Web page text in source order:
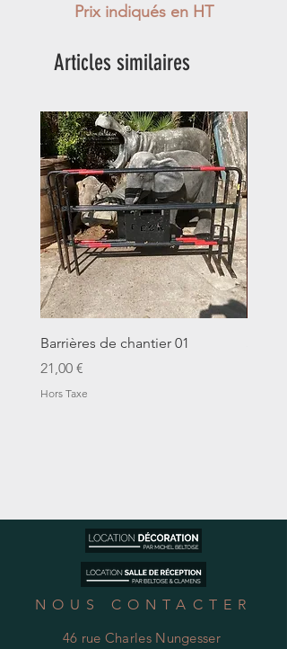
Prix indiqués en HT
Articles similaires
Barrières de chantier 01
Prix
21,00 €
Hors Taxe
NOUS CONTACTER
46 rue Charles Nungesser